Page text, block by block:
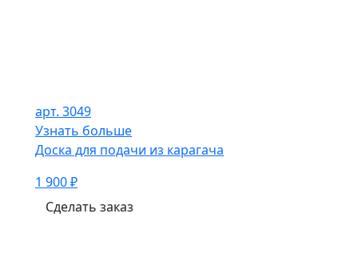
арт. 3049
Узнать больше
Доска для подачи из карагача
1 900 ₽
Сделать заказ